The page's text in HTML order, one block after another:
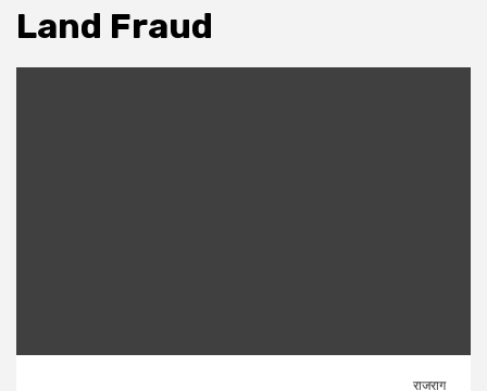
Land Fraud
राजराग